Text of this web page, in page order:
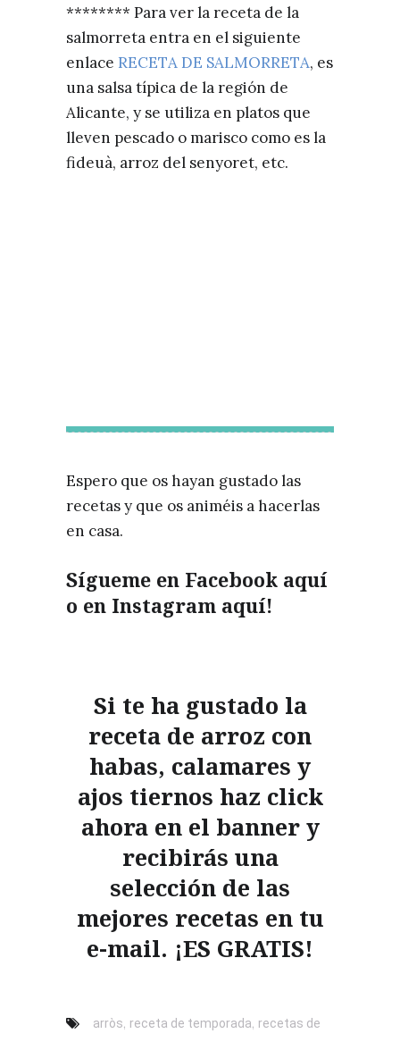
******** Para ver la receta de la
salmorreta entra en el siguiente
enlace RECETA DE SALMORRETA, es
una salsa típica de la región de
Alicante, y se utiliza en platos que
lleven pescado o marisco como es la
fideuà, arroz del senyoret, etc.
Espero que os hayan gustado las
recetas y que os animéis a hacerlas
en casa.
Sígueme en Facebook aquí
o en Instagram aquí!
Si te ha gustado la
receta de arroz con
habas, calamares y
ajos tiernos haz click
ahora en el banner y
recibirás una
selección de las
mejores recetas en tu
e-mail. ¡ES GRATIS!
arròs, receta de temporada, recetas de